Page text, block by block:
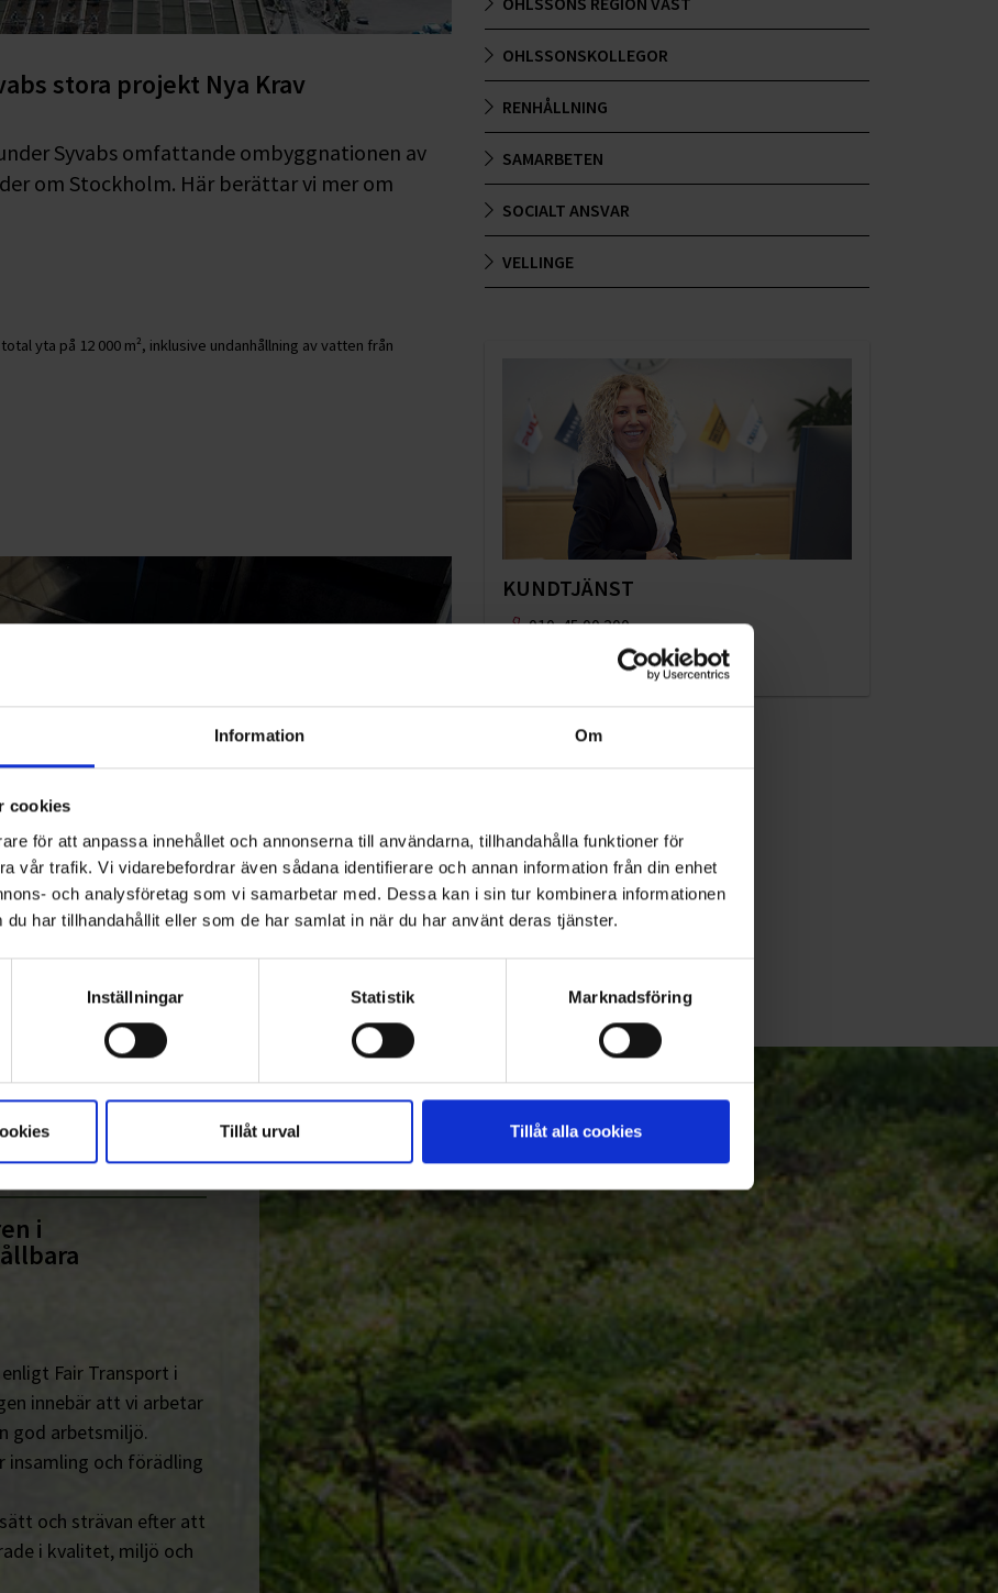
Information Om
cookies
för att anpassa innehållet och annonserna till användarna, tillhandahålla funktioner för
vår trafik. Vi vidarebefordrar även sådana identifierare och annan information från din enhet
och analysföretag som vi samarbetar med. Dessa kan i sin tur kombinera informationen
du har tillhandahållit eller som de har samlat in när du har använt deras tjänster.
Inställningar Statistik Marknadsföring
Tillåt urval Tillåt alla cookies
stora projekt Nya Krav
Syvabs omfattande ombyggnationen av
om Stockholm. Här berättar vi mer om
yta på 12 000 m², inklusive undanhållning av vatten från
OHLSSONSKOLLEGOR
RENHÅLLNING
SAMARBETEN
SOCIALT ANSVAR
VELLINGE
KUNDTJÄNST
010-45 00 200​
info@ohlssons.se
i
Fair Transport i
innebär att vi arbetar
god arbetsmiljö.
och förädling
och strävan efter att
i kvalitet, miljö och